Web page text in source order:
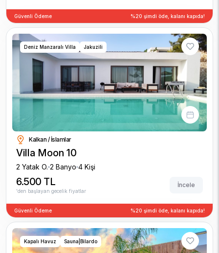
Güvenli Ödeme %20 şimdi öde, kalanı kapıda!
Deniz Manzaralı Villa Jakuzili
Kalkan / İslamlar
Villa Moon 10
2 Yatak O. 2 Banyo 4 Kişi
6.500 TL
'den başlayan gecelik fiyatlar
İncele
Güvenli Ödeme %20 şimdi öde, kalanı kapıda!
Kapalı Havuz Sauna|Bilardo